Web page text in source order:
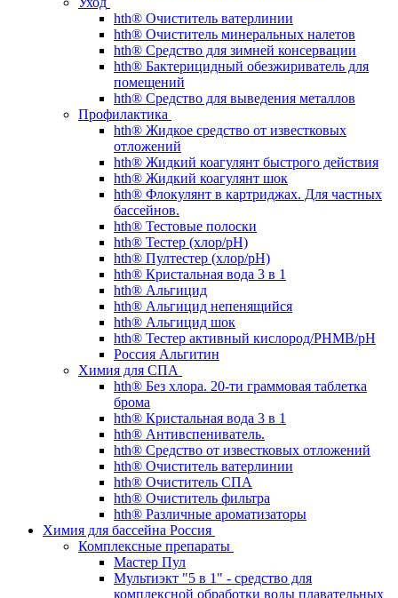
hth® Очиститель ватерлинии
hth® Очиститель минеральных налетов
hth® Средство для зимней консервации
hth® Бактерицидный обезжириватель для
помещений
hth® Средство для выведения металлов
Профилактика
hth® Жидкое средство от известковых
отложений
hth® Жидкий коагулянт быстрого действия
hth® Жидкий коагулянт шок
hth® Флокулянт в картриджах. Для частных
бассейнов.
hth® Тестовые полоски
hth® Тестер (хлор/pH)
hth® Пултестер (хлор/pH)
hth® Кристальная вода 3 в 1
hth® Альгицид
hth® Альгицид непенящийся
hth® Альгицид шок
hth® Тестер активный кислород/PHMB/pH
Россия Альгитин
Химия для СПА
hth® Без хлора. 20-ти граммовая таблетка
брома
hth® Кристальная вода 3 в 1
hth® Антивспениватель.
hth® Средство от известковых отложений
hth® Очиститель ватерлинии
hth® Очиститель СПА
hth® Очиститель фильтра
hth® Различные ароматизаторы
Химия для бассейна Россия
Комплексные препараты
Мастер Пул
Мультиэкт "5 в 1" - средство для
комплексной обработки воды плавательных